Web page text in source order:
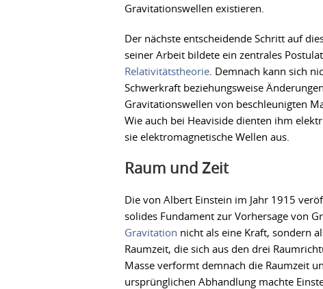
Gravitationswellen existieren.
Der nächste entscheidende Schritt auf
seiner Arbeit bildete ein zentrales
Relativitätstheorie. Demnach kann sich
Schwerkraft beziehungsweise
Gravitationswellen von beschleunigten
Wie auch bei Heaviside dienten ihm
sie elektromagnetische Wellen aus.
Raum und Zeit
Die von Albert Einstein im Jahr 1915
solides Fundament zur Vorhersage von
Gravitation nicht als eine Kraft, sondern
Raumzeit, die sich aus den drei
Masse verformt demnach die Raumzeit
ursprünglichen Abhandlung machte